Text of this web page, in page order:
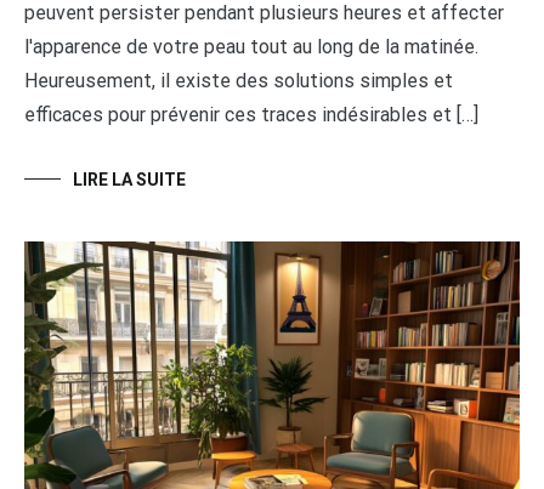
peuvent persister pendant plusieurs heures et affecter
l'apparence de votre peau tout au long de la matinée.
Heureusement, il existe des solutions simples et
efficaces pour prévenir ces traces indésirables et […]
LIRE LA SUITE